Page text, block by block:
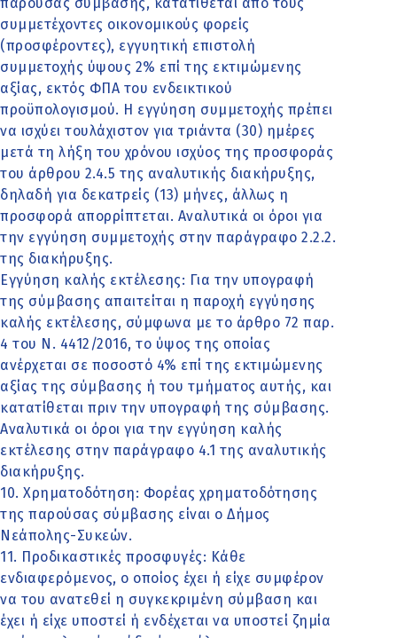
παρούσας σύμβασης, κατατίθεται από τους
συμμετέχοντες οικονομικούς φορείς
(προσφέροντες), εγγυητική επιστολή
συμμετοχής ύψους 2% επί της εκτιμώμενης
αξίας, εκτός ΦΠΑ του ενδεικτικού
προϋπολογισμού. Η εγγύηση συμμετοχής πρέπει
να ισχύει τουλάχιστον για τριάντα (30) ημέρες
μετά τη λήξη του χρόνου ισχύος της προσφοράς
του άρθρου 2.4.5 της αναλυτικής διακήρυξης,
δηλαδή για δεκατρείς (13) μήνες, άλλως η
προσφορά απορρίπτεται. Αναλυτικά οι όροι για
την εγγύηση συμμετοχής στην παράγραφο 2.2.2.
της διακήρυξης.
Εγγύηση καλής εκτέλεσης: Για την υπογραφή
της σύμβασης απαιτείται η παροχή εγγύησης
καλής εκτέλεσης, σύμφωνα με το άρθρο 72 παρ.
4 του Ν. 4412/2016, το ύψος της οποίας
ανέρχεται σε ποσοστό 4% επί της εκτιμώμενης
αξίας της σύμβασης ή του τμήματος αυτής, και
κατατίθεται πριν την υπογραφή της σύμβασης.
Αναλυτικά οι όροι για την εγγύηση καλής
εκτέλεσης στην παράγραφο 4.1 της αναλυτικής
διακήρυξης.
10. Χρηματοδότηση: Φορέας χρηματοδότησης
της παρούσας σύμβασης είναι ο Δήμος
Νεάπολης-Συκεών.
11. Προδικαστικές προσφυγές: Κάθε
ενδιαφερόμενος, ο οποίος έχει ή είχε συμφέρον
να του ανατεθεί η συγκεκριμένη σύμβαση και
έχει ή είχε υποστεί ή ενδέχεται να υποστεί ζημία